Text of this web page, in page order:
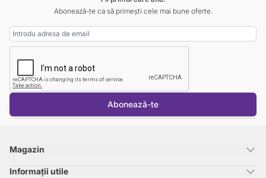
Abonează-te ca să primești cele mai bune oferte.
Adresa Email
Abonează-te
Magazin
Informații utile